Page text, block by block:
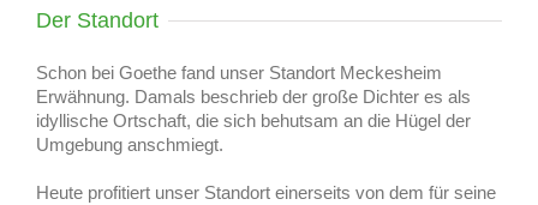
Der Standort
Schon bei Goethe fand unser Standort Meckesheim
Erwähnung. Damals beschrieb der große Dichter es als
idyllische Ortschaft, die sich behutsam an die Hügel der
Umgebung anschmiegt.
Heute profitiert unser Standort einerseits von dem für seine